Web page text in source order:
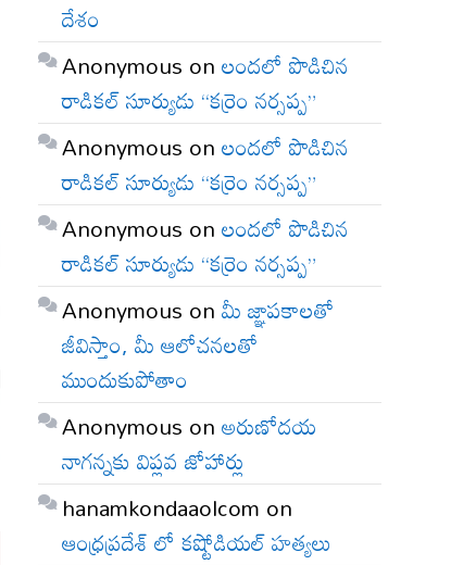
దేశం
Anonymous onలందలో పొడిచిన
రాడికల్ సూర్యుడు “కర్రెం నర్సప్ప”
Anonymous onలందలో పొడిచిన
రాడికల్ సూర్యుడు “కర్రెం నర్సప్ప”
Anonymous onలందలో పొడిచిన
రాడికల్ సూర్యుడు “కర్రెం నర్సప్ప”
Anonymous onమీ జ్ఞాపకాలతో
జీవిస్తాం, మీ ఆలోచనలతో
ముందుకుపోతాం
Anonymous onఅరుణోదయ
నాగన్నకు విప్లవ జోహార్లు
hanamkondaaolcom on
ఆంధ్రప్రదేశ్ లో కష్టోడియల్ హత్యలు